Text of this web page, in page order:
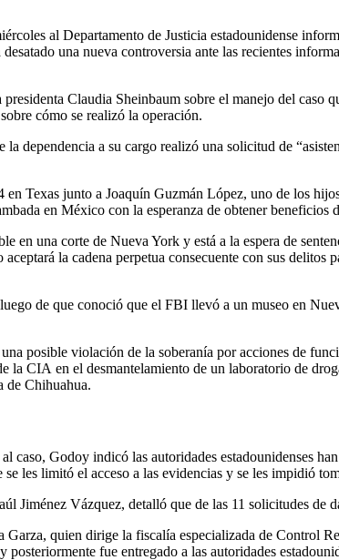
al Departamento de Justicia estadounidense
una nueva controversia ante las recientes
Claudia Sheinbaum sobre el manejo del
cómo se realizó la operación.
dependencia a su cargo realizó una solicitud de
Texas junto a Joaquín Guzmán López, uno de los
en México con la esperanza de obtener beneficios
en una corte de Nueva York y está a la espera de
la cadena perpetua consecuente con sus
de que conoció que el FBI llevó a un museo en
posible violación de la soberanía por acciones de
la CIA en el desmantelamiento de un laboratorio de
de Chihuahua.
caso, Godoy indicó las autoridades estadounidenses
les limitó el acceso a las evidencias y se les impidió
Jiménez Vázquez, detalló que de las 11 solicitudes de
quien dirige la fiscalía especializada de Control
fue entregado a las autoridades